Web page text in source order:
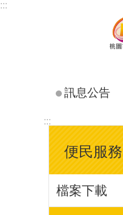
跳到主要內容區塊
:::
訊息公告
:::
便民服務
檔案下載